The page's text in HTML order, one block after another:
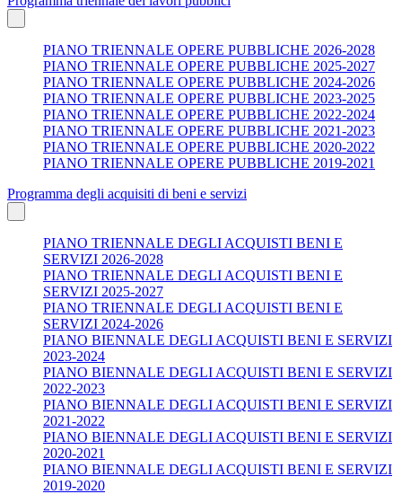
PIANO TRIENNALE OPERE PUBBLICHE 2026-2028
PIANO TRIENNALE OPERE PUBBLICHE 2025-2027
PIANO TRIENNALE OPERE PUBBLICHE 2024-2026
PIANO TRIENNALE OPERE PUBBLICHE 2023-2025
PIANO TRIENNALE OPERE PUBBLICHE 2022-2024
PIANO TRIENNALE OPERE PUBBLICHE 2021-2023
PIANO TRIENNALE OPERE PUBBLICHE 2020-2022
PIANO TRIENNALE OPERE PUBBLICHE 2019-2021
Programma degli acquisiti di beni e servizi
PIANO TRIENNALE DEGLI ACQUISTI BENI E
SERVIZI 2026-2028
PIANO TRIENNALE DEGLI ACQUISTI BENI E
SERVIZI 2025-2027
PIANO TRIENNALE DEGLI ACQUISTI BENI E
SERVIZI 2024-2026
PIANO BIENNALE DEGLI ACQUISTI BENI E SERVIZI
2023-2024
PIANO BIENNALE DEGLI ACQUISTI BENI E SERVIZI
2022-2023
PIANO BIENNALE DEGLI ACQUISTI BENI E SERVIZI
2021-2022
PIANO BIENNALE DEGLI ACQUISTI BENI E SERVIZI
2020-2021
PIANO BIENNALE DEGLI ACQUISTI BENI E SERVIZI
2019-2020